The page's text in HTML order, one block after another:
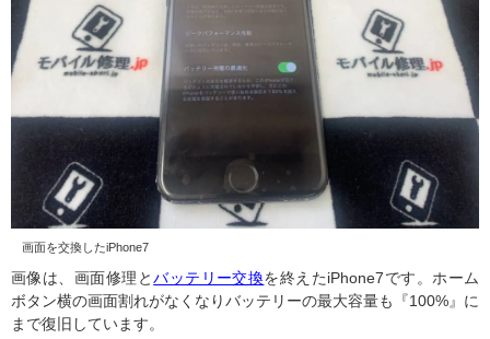
画面を交換したiPhone7
画像は、画面修理とバッテリー交換を終えたiPhone7です。ホーム
ボタン横の画面割れがなくなりバッテリーの最大容量も『100%』に
まで復旧しています。